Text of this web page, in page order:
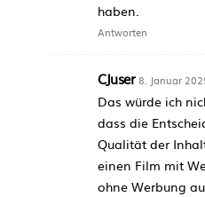
haben.
Antworten
CJuser 8. Januar
Das würde ich
dass die
Qualität der
einen Film mit
ohne Werbung